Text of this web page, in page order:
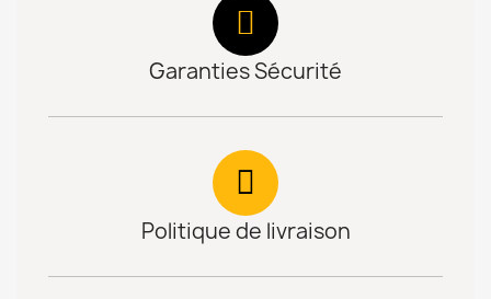
Garanties Sécurité
Politique de livraison